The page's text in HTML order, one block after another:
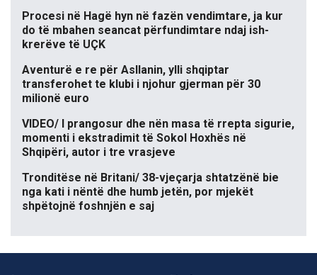
Procesi në Hagë hyn në fazën vendimtare, ja kur
do të mbahen seancat përfundimtare ndaj ish-
krerëve të UÇK
Aventurë e re për Asllanin, ylli shqiptar
transferohet te klubi i njohur gjerman për 30
milionë euro
VIDEO/ I prangosur dhe nën masa të rrepta sigurie,
momenti i ekstradimit të Sokol Hoxhës në
Shqipëri, autor i tre vrasjeve
Tronditëse në Britani/ 38-vjeçarja shtatzënë bie
nga kati i nëntë dhe humb jetën, por mjekët
shpëtojnë foshnjën e saj